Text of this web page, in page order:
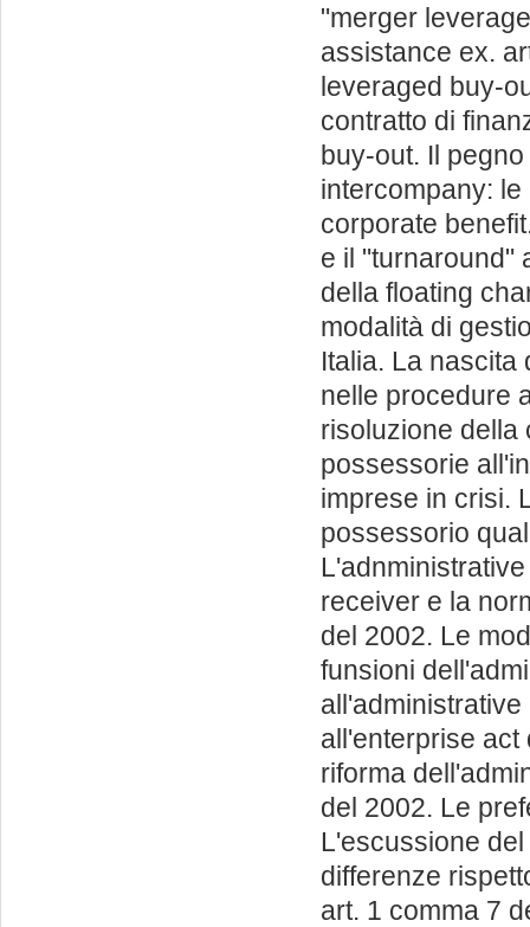
"merger
assistance ex.
leveraged buy-
contratto di
buy-out. Il
intercompany:
corporate
e il "turnaround"
della floating
modalità di
Italia. La
nelle procedure
risoluzione della
possessorie
imprese in crisi.
possessorio
receiver e la
del 2002. Le
funsioni
all'enterprise act
riforma
del 2002. Le
L'escussione
differenze
art. 1 comma 7